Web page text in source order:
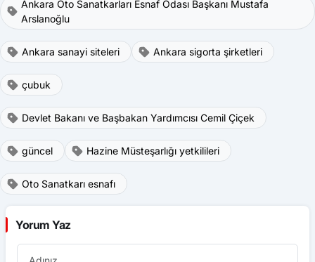
Ankara Oto Sanatkarları Esnaf Odası Başkanı Mustafa
Arslanoğlu
Ankara sanayi siteleri Ankara sigorta şirketleri
çubuk
Devlet Bakanı ve Başbakan Yardımcısı Cemil Çiçek
güncel Hazine Müsteşarlığı yetkilileri
Oto Sanatkarı esnafı
Yorum Yaz